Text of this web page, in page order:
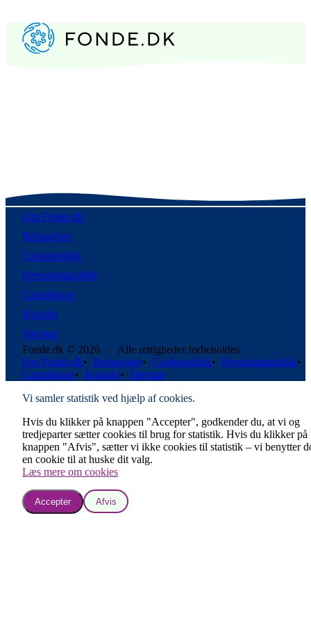
Om Fonde.dk
Betingelser
Cookiepolitik
Persondatapolitik
Compliance
Kontakt
Sitemap
Fonde.dk © 2026 · Alle rettigheder forbeholdes
Om Fonde.dk• Betingelser• Cookiepolitik• Persondatapolitik•
Compliance• Kontakt• Sitemap
Vi samler statistik ved hjælp af cookies.
Hvis du klikker på knappen "Accepter", godkender du, at vi og
tredjeparter sætter cookies til brug for statistik. Hvis du klikker på
knappen "Afvis", sætter vi ikke cookies til statistik – vi benytter
en cookie til at huske dit valg.
Læs mere om cookies
Accepter Afvis